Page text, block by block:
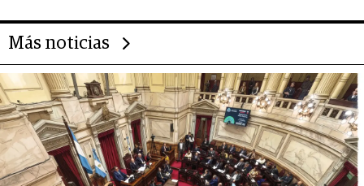
Más noticias